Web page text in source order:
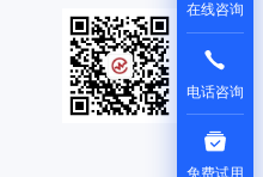
在线咨询
电话咨询
免费试用